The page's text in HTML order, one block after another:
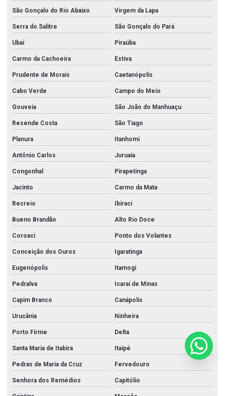
São Gonçalo do Rio Abaixo Virgem da Lapa
Serra do Salitre São Gonçalo do Pará
Ubaí Piraúba
Carmo da Cachoeira Estiva
Prudente de Morais Caetanópolis
Cabo Verde Campo do Meio
Gouveia São João do Manhuaçu
Resende Costa São Tiago
Planura Itanhomi
Antônio Carlos Juruaia
Congonhal Pirapetinga
Jacinto Carmo da Mata
Recreio Ibiraci
Bueno Brandão Alto Rio Doce
Coroaci Ponto dos Volantes
Conceição dos Ouros Igaratinga
Eugenópolis Itamogi
Pedralva Icaraí de Minas
Capim Branco Canápolis
Urucânia Ninheira
Porto Firme Delta
Santa Maria de Itabira Itaipé
Pedras de Maria da Cruz Fervedouro
Senhora dos Remédios Capitólio